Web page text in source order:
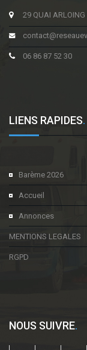
29 QUAI ARLOING
06 86 87 52 30
LIENS RAPIDES.
Barème 2026
Accueil
Annonces
MENTIONS LEGALES
RGPD
NOUS SUIVRE.